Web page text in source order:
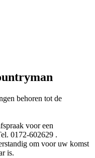
behoren tot de
voor een
0172-602629 .
om voor uw komst
is.